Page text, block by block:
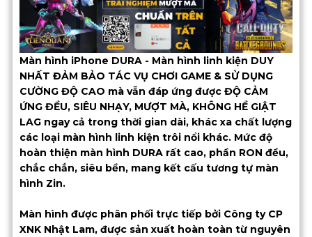
Màn hình iPhone DURA - Màn hình linh kiện DUY
NHẤT ĐẢM BẢO TÁC VỤ CHƠI GAME & SỬ DỤNG
CƯỜNG ĐỘ CAO mà vẫn đáp ứng được ĐỘ CẢM
ỨNG ĐỀU, SIÊU NHẠY, MƯỢT MÀ, KHÔNG HỀ GIẬT
LAG ngay cả trong thời gian dài, khác xa chất lượng
các loại màn hình linh kiện trôi nổi khác. Mức độ
hoàn thiện màn hình DURA rất cao, phần RON đều,
chắc chắn, siêu bền, mang kết cấu tương tự màn
hình Zin.
Màn hình được phân phối trực tiếp bởi Công ty CP
XNK Nhật Lam, được sản xuất hoàn toàn từ nguyên